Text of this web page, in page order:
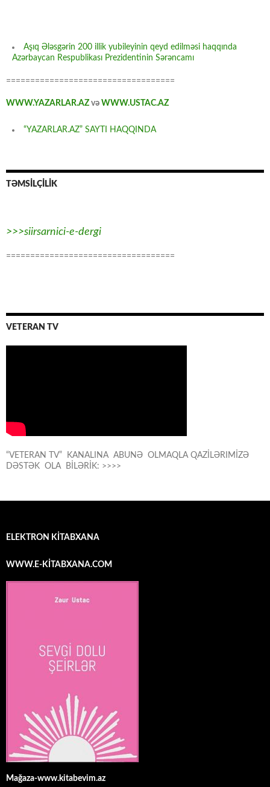
Aşıq Ələsgərin 200 illik yubileyinin qeyd edilməsi haqqında
Azərbaycan Respublikası Prezidentinin Sərəncamı
===================================
WWW.YAZARLAR.AZ və WWW.USTAC.AZ
“YAZARLAR.AZ” SAYTI HAQQINDA
TƏMSİLÇİLİK
>>>siirsarnici-e-dergi
===================================
VETERAN TV
“VETERAN TV” KANALINA ABUNƏ OLMAQLA QAZİLƏRIMİZƏ
DƏSTƏK OLA BİLƏRİK: >>>>
ELEKTRON KİTABXANA
WWW.E-KİTABXANA.COM
Mağaza-www.kitabevim.az